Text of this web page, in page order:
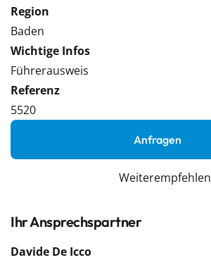
Region
Baden
Wichtige Infos
Führerausweis
Referenz
5520
Anfragen
Weiterempfehlen
Ihr Ansprechspartner
Davide De Icco